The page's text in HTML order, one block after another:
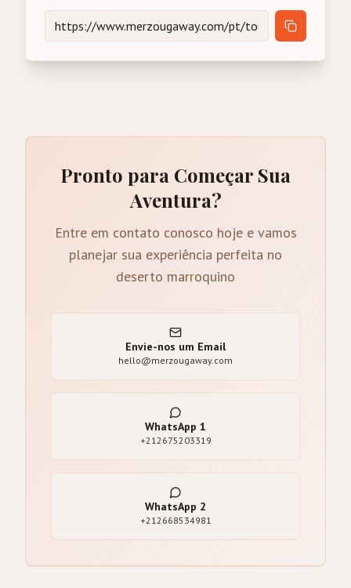
Pronto para Começar Sua
Aventura?
Entre em contato conosco hoje e vamos
planejar sua experiência perfeita no
deserto marroquino
Envie-nos um Email
hello@merzougaway.com
WhatsApp 1
+212675203319
WhatsApp 2
+212668534981